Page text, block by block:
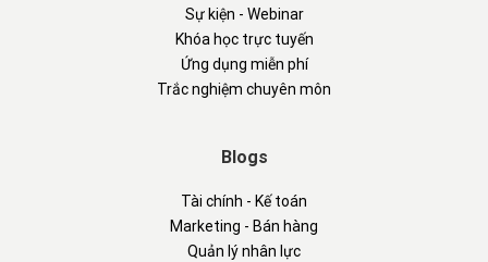
Sự kiện - Webinar
Khóa học trực tuyến
Ứng dụng miễn phí
Trắc nghiệm chuyên môn
Blogs
Tài chính - Kế toán
Marketing - Bán hàng
Quản lý nhân lực